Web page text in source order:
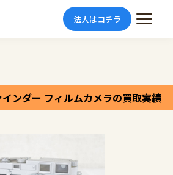
法人はコチラ
ンダー フィルムカメラの買取実績